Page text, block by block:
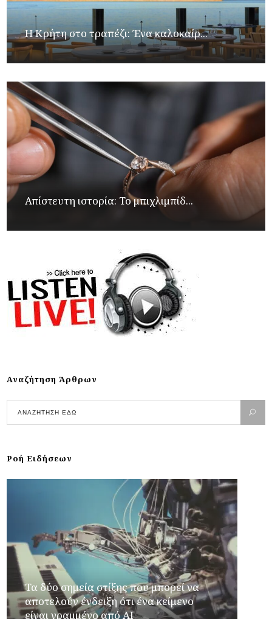
Η Κρήτη στο τραπέζι: Ένα καλοκαίρ...
Απίστευτη ιστορία: Το μπιχλιμπίδ...
Αναζήτηση Άρθρων
Ροή Ειδήσεων
Τα δύο σημεία στίξης που μπορεί να
αποτελούν ένδειξη ότι ένα κείμενο
είναι γραμμένο από AI